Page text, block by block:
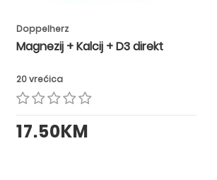
Doppelherz
Magnezij + Kalcij + D3 direkt
20 vrećica
17.50KM